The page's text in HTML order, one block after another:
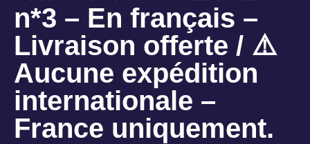
n*3 – En français –
Livraison offerte / ⚠️
Aucune expédition
internationale –
France uniquement.